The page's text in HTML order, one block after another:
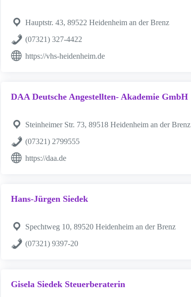
Hauptstr. 43, 89522 Heidenheim an der Brenz
(07321) 327-4422
https://vhs-heidenheim.de
DAA Deutsche Angestellten- Akademie GmbH
Steinheimer Str. 73, 89518 Heidenheim an der Brenz
(07321) 2799555
https://daa.de
Hans-Jürgen Siedek
Spechtweg 10, 89520 Heidenheim an der Brenz
(07321) 9397-20
Gisela Siedek Steuerberaterin